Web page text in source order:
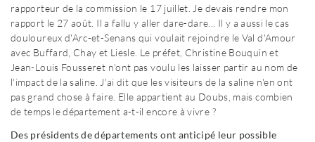
rapporteur de la commission le 17 juillet. Je devais rendre mon
rapport le 27 août. Il a fallu y aller dare-dare... Il y a aussi le cas
douloureux d'Arc-et-Senans qui voulait rejoindre le Val d'Amour
avec Buffard, Chay et Liesle. Le préfet, Christine Bouquin et
Jean-Louis Fousseret n'ont pas voulu les laisser partir au nom de
l'impact de la saline. J'ai dit que les visiteurs de la saline n'en ont
pas grand chose à faire. Elle appartient au Doubs, mais combien
de temps le département a-t-il encore à vivre ?
Des présidents de départements ont anticipé leur possible